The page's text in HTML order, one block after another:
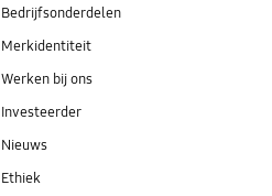
Bedrijfsonderdelen
Merkidentiteit
Werken bij ons
Investeerder
Nieuws
Ethiek